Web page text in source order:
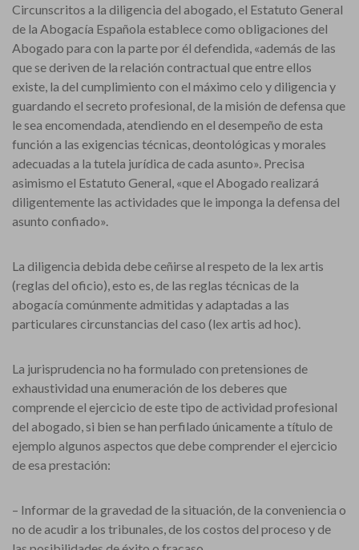
Circunscritos a la diligencia del abogado, el Estatuto General
de la Abogacía Española establece como obligaciones del
Abogado para con la parte por él defendida, «además de las
que se deriven de la relación contractual que entre ellos
existe, la del cumplimiento con el máximo celo y diligencia y
guardando el secreto profesional, de la misión de defensa que
le sea encomendada, atendiendo en el desempeño de esta
función a las exigencias técnicas, deontológicas y morales
adecuadas a la tutela jurídica de cada asunto». Precisa
asimismo el Estatuto General, «que el Abogado realizará
diligentemente las actividades que le imponga la defensa del
asunto confiado».
La diligencia debida debe ceñirse al respeto de la lex artis
(reglas del oficio), esto es, de las reglas técnicas de la
abogacía comúnmente admitidas y adaptadas a las
particulares circunstancias del caso (lex artis ad hoc).
La jurisprudencia no ha formulado con pretensiones de
exhaustividad una enumeración de los deberes que
comprende el ejercicio de este tipo de actividad profesional
del abogado, si bien se han perfilado únicamente a título de
ejemplo algunos aspectos que debe comprender el ejercicio
de esa prestación:
– Informar de la gravedad de la situación, de la conveniencia o
no de acudir a los tribunales, de los costos del proceso y de